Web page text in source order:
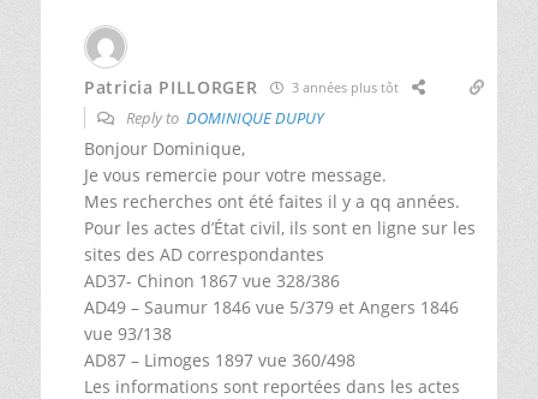
Patricia PILLORGER 3 années plus tôt
Reply to DOMINIQUE DUPUY
Bonjour Dominique,
Je vous remercie pour votre message.
Mes recherches ont été faites il y a qq années.
Pour les actes d’État civil, ils sont en ligne sur les
sites des AD correspondantes
AD37- Chinon 1867 vue 328/386
AD49 – Saumur 1846 vue 5/379 et Angers 1846
vue 93/138
AD87 – Limoges 1897 vue 360/498
Les informations sont reportées dans les actes